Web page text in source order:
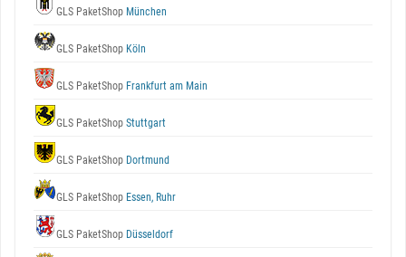
GLS PaketShop München
GLS PaketShop Köln
GLS PaketShop Frankfurt am Main
GLS PaketShop Stuttgart
GLS PaketShop Dortmund
GLS PaketShop Essen, Ruhr
GLS PaketShop Düsseldorf